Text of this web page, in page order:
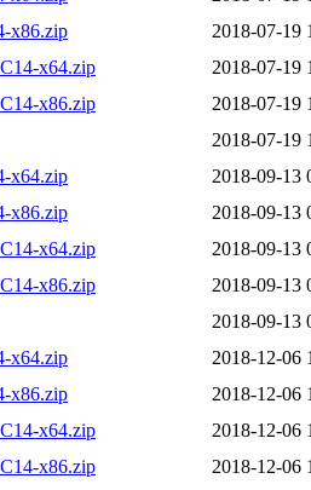
x86.zip
2018-07-19
x64.zip
2018-07-19
x86.zip
2018-07-19
2018-07-19
x64.zip
2018-09-13
x86.zip
2018-09-13
x64.zip
2018-09-13
x86.zip
2018-09-13
2018-09-13
x64.zip
2018-12-06
x86.zip
2018-12-06
x64.zip
2018-12-06
x86.zip
2018-12-06